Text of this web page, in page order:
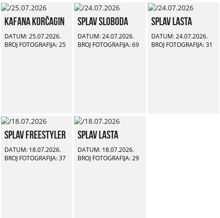
Kafana Korčagin
DATUM: 25.07.2026.
BROJ FOTOGRAFIJA: 25
Splav Sloboda
DATUM: 24.07.2026.
BROJ FOTOGRAFIJA: 69
Splav Lasta
DATUM: 24.07.2026.
BROJ FOTOGRAFIJA: 31
Splav Freestyler
DATUM: 18.07.2026.
BROJ FOTOGRAFIJA: 37
Splav Lasta
DATUM: 18.07.2026.
BROJ FOTOGRAFIJA: 29